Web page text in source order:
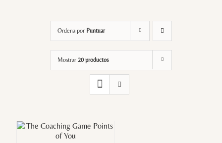
Ordena por Puntuar
Mostrar 20 productos